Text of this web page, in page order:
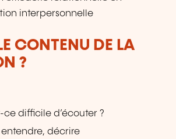
interpersonnelle
CONTENU DE LA
?
ce difficile d’écouter ?
entendre, décrire